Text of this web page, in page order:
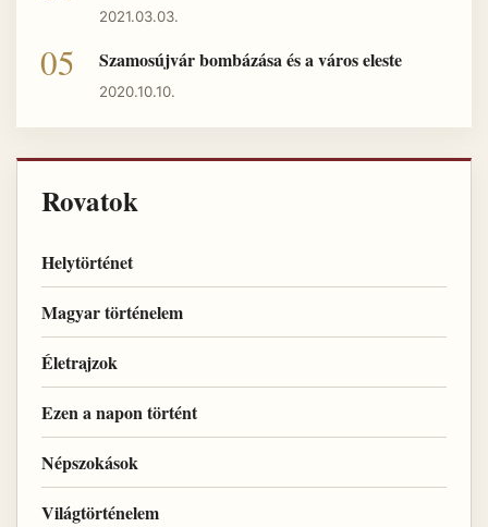
2021.03.03.
Szamosújvár bombázása és a város eleste
2020.10.10.
Rovatok
Helytörténet
Magyar történelem
Életrajzok
Ezen a napon történt
Népszokások
Világtörténelem